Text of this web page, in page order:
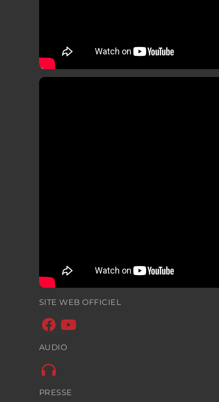
SITE WEB OFFICIEL
 
AUDIO

PRESSE